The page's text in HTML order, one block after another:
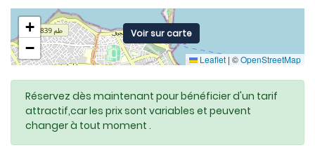
+
−
Leaflet | ©OpenStreetMap
Voir sur carte
Réservez dès maintenant pour bénéficier d'un tarif
attractif,car les prix sont variables et peuvent
changer à tout moment .